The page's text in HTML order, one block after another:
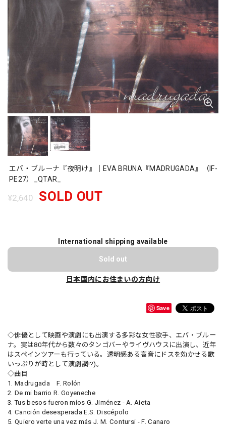
エバ・ブルーナ『夜明け』｜EVA BRUNA『MADRUGADA』（IF-
PE27）_QTAR_
¥2,640 SOLD OUT
International shipping available
Sold out
日本国内にお住まいの方向け
Save
◇俳優として映画や演劇にも出演する多彩な女性歌手、エバ・ブルー
ナ。実は80年代から数々のタンゴバーやライヴハウスに出演し、近年
はスペインツアーも行っている。透明感ある高音にドスを効かせる歌
いっぷりが時として演劇調!?)。
◇曲目
1. Madrugada F. Rolón
2. De mi barrio R. Goyeneche
3. Tus besos fueron míos G. Jiménez - A. Aieta
4. Canción desesperada E.S. Discépolo
5. Quiero verte una vez más J. M. Contursi - F. Canaro